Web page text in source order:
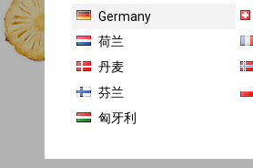
商品库存单位（SKU）:
Germany
荷兰
丹麦
芬兰
匈牙利